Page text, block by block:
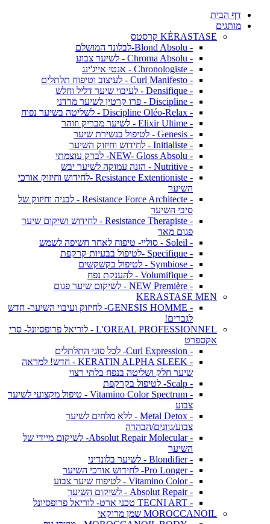
דף הבית
מותגים
KÈRASTASE קרסטס
- Blond Absolu-לבלונד המושלם
- Chroma Absolu - לשיער צבוע
- Chronologiste - אנטי אייג'ינג
- Curl Manifesto - לעיצוב וטיפוח תלתלים
- Densifique - לעיבוי שיער דליל וחלש
- Discipline - פרו קרטין לשיער מרדני
- Discipline Oléo-Relax - לשליטה בשיער נפוח
- Elixir Ultime - לשיער מבריק וזוהר
- Genesis - לטיפול בנשירת שיער
- Initialiste - לחידוש וחיזוק השיער
- NEW- Gloss Absolu- לברק עוצמתי
- Nutritive - הזנה עמוקה לשיער יבש
- Resistance Extentioniste -לחידוש וחיזוק אורכי
השיער
- Resistance Force Architecte - לבניה וחיזוק של
סיבי השיער
- Resistance Therapiste - לחידוש ושיקום שיער
פגום מאד
- Soleil - סוליי- טיפוח לאחר חשיפה לשמש
- Specifique -לטיפול בבעיות קרקפת
- Symbiose - לטיפול בקשקשים
- Volumifique - להענקת נפח
- NEW Première - לשיקום שיער פגום
KERASTASE MEN
- GENESIS HOMME- לחיזוק ועיבוי השיער- חדש
לגברים!
L'OREAL PROFESSIONNEL - לוריאל פרופסיונל- סרי
אקספרט
- Curl Expression- לכל סוגי התלתלים
- KERATIN ALPHA SLEEK - חדש! למראה
שיער חלק ושליטה בנפח בלתי רצוי
- Scalp- לטיפול בקרקפת
- Vitamino Color Spectrum - טיפול מקצועי לשיער
צבוע
- Metal Detox - ללא מלחים לשיער
צבוע/גוונים/הבהרה
- Absolut Repair Molecular- לשיקום מיידי של
השיער
- Blondifier - לשיער בלונדיני
- Pro Longer- לחידוש אורכי השיער
- Vitamino Color - לטיפוח שיער צבוע
- Absolut Repair - לשיקום השיער
- TECNI ART טכני ארט- לוריאל פרופסיונל
MOROCCANOIL שמן מרוקאי